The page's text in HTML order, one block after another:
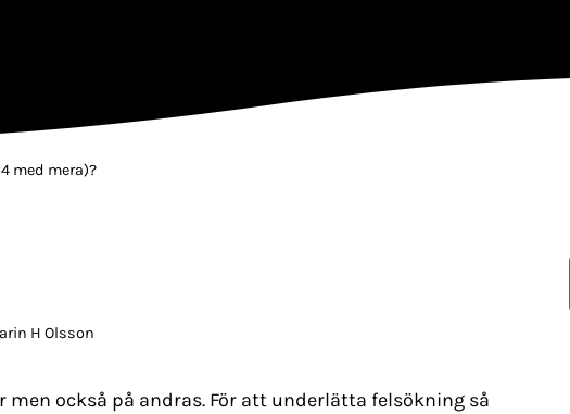
med mera)?
H Olsson
också på andras. För att underlätta felsökning så